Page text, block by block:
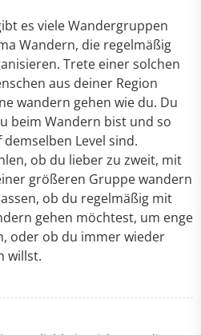
es viele Wandergruppen
Wandern, die regelmäßig
Trete einer solchen
aus deiner Region
wandern gehen wie du. Du
beim Wandern bist und so
Level sind.
ob du lieber zu zweit, mit
größeren Gruppe wandern
ob du regelmäßig mit
gehen möchtest, um enge
oder ob du immer wieder
willst.